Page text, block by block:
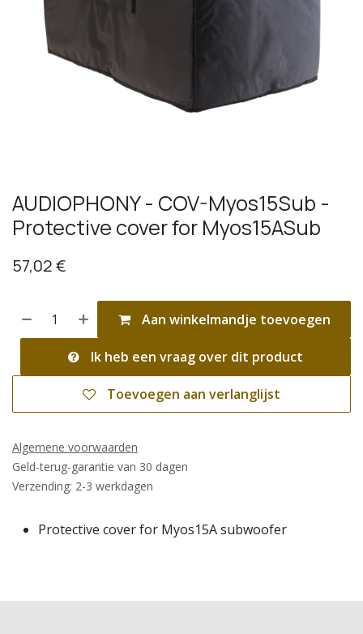
AUDIOPHONY - COV-Myos15Sub -
Protective cover for Myos15ASub
57,02€
Aan winkelmandje toevoegen
Ik heb een vraag over dit product
Toevoegen aan verlanglijst
Algemene voorwaarden
Geld-terug-garantie van 30 dagen
Verzending: 2-3 werkdagen
Protective cover for Myos15A subwoofer